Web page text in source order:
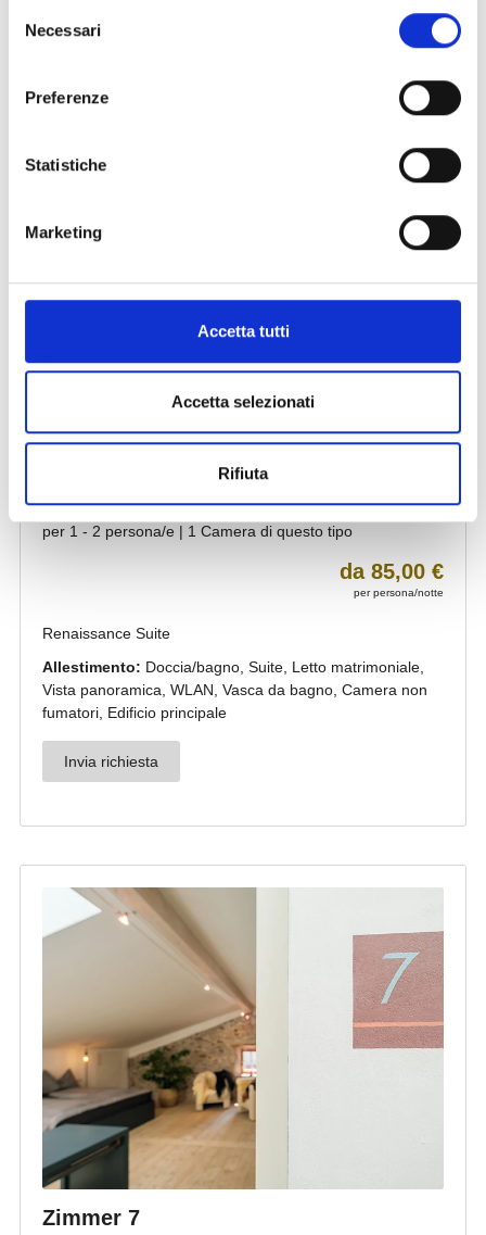
delNecessari
Preferenze
Statistiche
Marketing
Accetta tutti
Accetta selezionati
Rifiuta